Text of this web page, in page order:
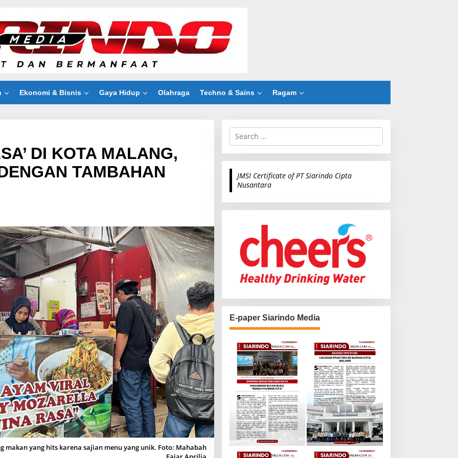
Ekonomi & Bisnis Gaya Hidup Olahraga Techno & Sains Ragam
DI KOTA MALANG,
TAMBAHAN
makan yang hits karena sajian menu yang unik. Foto: Mahabah
S
r
c
r
JMSI Certificate of PT Siarindo Cipta
Nusantara
E-paper Siarindo Media